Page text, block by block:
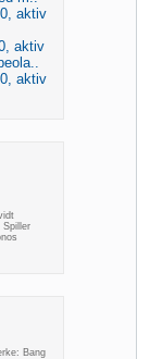
aktiv
aktiv
aktiv
Bang